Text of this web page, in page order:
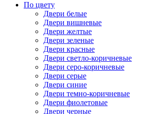
По цвету
Двери белые
Двери вишневые
Двери желтые
Двери зеленые
Двери красные
Двери светло-коричневые
Двери серо-коричневые
Двери серые
Двери синие
Двери темно-коричневые
Двери фиолетовые
Двери черные